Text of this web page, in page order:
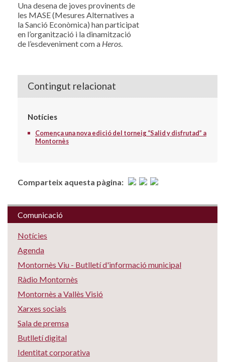
Una desena de joves provinents de
les MASE (Mesures Alternatives a
la Sanció Econòmica) han participat
en l’organització i la dinamització
de l’esdeveniment com a Heros.
Contingut relacionat
Notícies
Comença una nova edició del torneig “Salid y disfrutad” a
Montornès
Comparteix aquesta pàgina:
Comunicació
Notícies
Agenda
Montornès Viu - Butlletí d'informació municipal
Ràdio Montornès
Montornès a Vallès Visió
Xarxes socials
Sala de premsa
Butlletí digital
Identitat corporativa